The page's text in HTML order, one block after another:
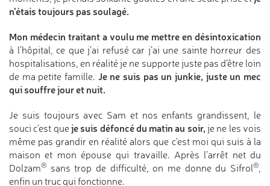
n’étais toujours pas soulagé.
Mon médecin traitant a voulu me mettre en désintoxication
à l’hôpital, ce que j’ai refusé car j’ai une sainte horreur des
hospitalisations, en réalité je ne supporte juste pas d’être loin
de ma petite famille. Je ne suis pas un junkie, juste un mec
qui souffre jour et nuit.
Je suis toujours avec Sam et nos enfants grandissent, le
souci c’est queje suis défoncé du matin au soir, je ne les vois
même pas grandir en réalité alors que c’est moi qui suis à la
maison et mon épouse qui travaille. Après l’arrêt net du
Dolzam® sans trop de difficulté, on me donne du Sifrol®,
enfin un truc qui fonctionne.